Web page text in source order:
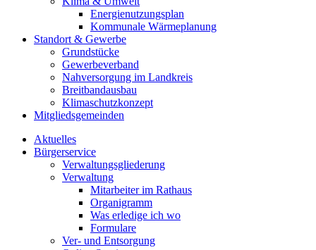
Energienutzungsplan
Kommunale Wärmeplanung
Standort & Gewerbe
Grundstücke
Gewerbeverband
Nahversorgung im Landkreis
Breitbandausbau
Klimaschutzkonzept
Mitgliedsgemeinden
Aktuelles
Bürgerservice
Verwaltungsgliederung
Verwaltung
Mitarbeiter im Rathaus
Organigramm
Was erledige ich wo
Formulare
Ver- und Entsorgung